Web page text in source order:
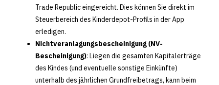
Trade Republic eingereicht. Dies können Sie direkt im
Steuerbereich des Kinderdepot-Profils in der App
erledigen.
Nichtveranlagungsbescheinigung (NV-
Bescheinigung): Liegen die gesamten Kapitalerträge
des Kindes (und eventuelle sonstige Einkünfte)
unterhalb des jährlichen Grundfreibetrags, kann beim